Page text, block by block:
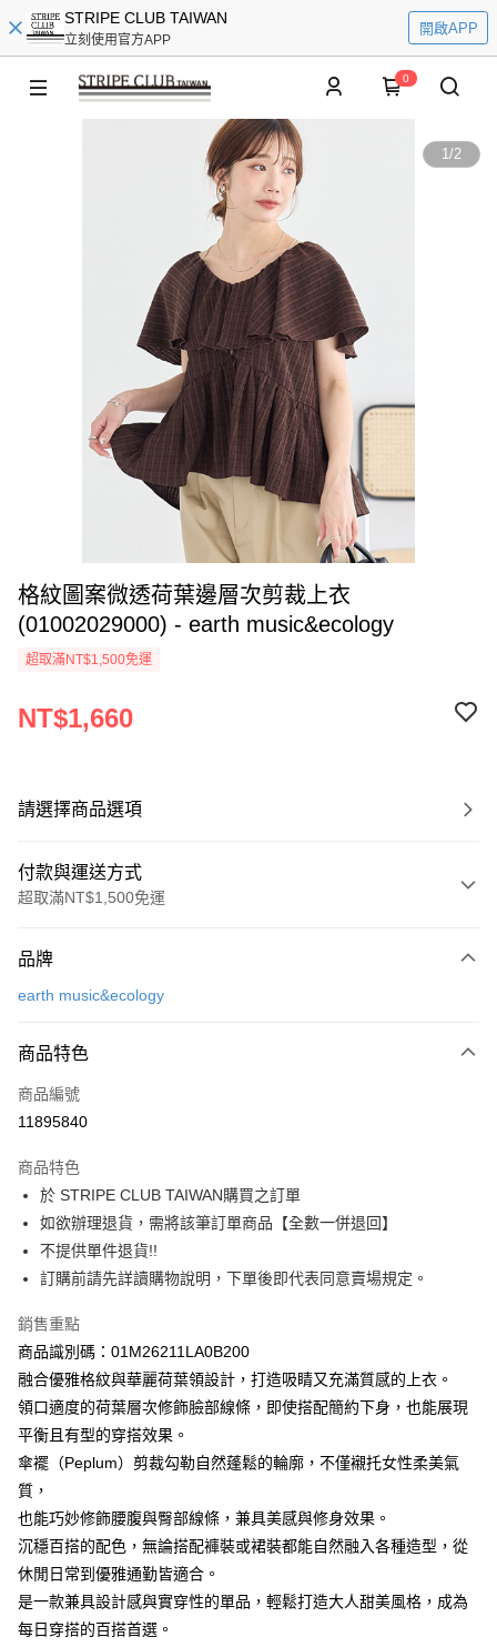
STRIPE CLUB TAIWAN
立刻使用官方APP
開啟APP
0
1/2
格紋圖案微透荷葉邊層次剪裁上衣
(01002029000) - earth music&ecology
超取滿NT$1,500免運
NT$1,660
請選擇商品選項
付款與運送方式
超取滿NT$1,500免運
信用卡一次付款
3 期 0 利率 每期
合作金庫商業銀行
上海商業儲蓄銀行
臺灣中小企業銀行
匯豐（台灣）商業銀行
華泰商業銀行
聯邦商業銀行
遠東國際商業銀行
元大商業銀行
玉山商業銀行
星展（台灣）商業銀行
台灣樂天信用卡公司
超商取貨付款
LINE Pay
Apple Pay
街口支付
悠遊付
大哥付你分期
相關說明
【大哥付你分期使用說明】
1.本服務由台灣大哥大提供，台灣大哥大用戶可立即使用無須另外申請。
2.付款方式選擇「大哥付你分期」，訂單成立後會自動跳轉到大哥付的交易
成交易。
3.實際核准額度、可分期數及費用金額請依後續交易確認頁面所載為準。
4.訂單成立30分鐘內，如未前往確認交易或遇審核未通過，訂單將自動取
消。如遇「轉專審核」未通過狀況，表示未達大哥付你分期系統評分，恕無
法說明評估內容。
【繳款方式說明】
醒簡訊。
2.透過簡訊連結打開帳單後，可選擇「超商條碼／台灣大直營門市／銀行轉
AFTEE先享後付
相關說明
【關於「AFTEE先享後付」】
便利好安心！
１．簡單：不需註冊會員、不需綁卡、不需儲值。
２．便利：只要手機號碼，簡訊認證，即可結帳。
３．安心：先確認商品／服務後，再付款。
【「AFTEE先享後付」結帳流程】
１．於結帳方式選擇「AFTEE先享後付」後，將跳轉至「AFTEE先享後付」
結帳頁面，進行簡訊認證並確認金額後，即可完成結帳。
ATM付款
運送方式
全家取貨付款
每筆NT$60，滿NT$1,500(含以上)免運費
全家純取貨
品牌
earth music&ecology
商品特色
商品編號
11895840
商品特色
於 STRIPE CLUB TAIWAN購買之訂單
如欲辦理退貨，需將該筆訂單商品【全數一併退回】
不提供單件退貨!!
訂購前請先詳讀購物說明，下單後即代表同意賣場規定。
銷售重點
商品識別碼：01M26211LA0B200
融合優雅格紋與華麗荷葉領設計，打造吸睛又充滿質感的上衣。
領口適度的荷葉層次修飾臉部線條，即使搭配簡約下身，也能展現
平衡且有型的穿搭效果。
傘襬（Peplum）剪裁勾勒自然蓬鬆的輪廓，不僅襯托女性柔美氣
質，
也能巧妙修飾腰腹與臀部線條，兼具美感與修身效果。
沉穩百搭的配色，無論搭配褲裝或裙裝都能自然融入各種造型，從
休閒日常到優雅通勤皆適合。
是一款兼具設計感與實穿性的單品，輕鬆打造大人甜美風格，成為
每日穿搭的百搭首選。